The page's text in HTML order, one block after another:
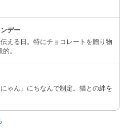
デー
える日。特にチョコレートを贈り物
。
ゃん」にちなんで制定。猫との絆を